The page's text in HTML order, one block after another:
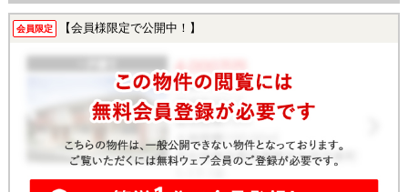
会員限定 【会員様限定で公開中！】